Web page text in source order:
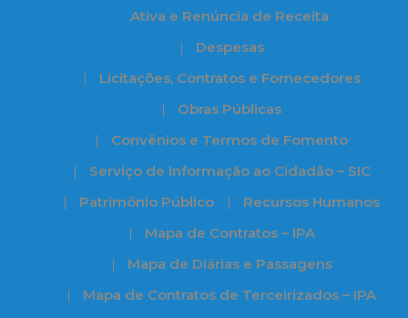
Ativa e Renúncia de Receita
Despesas
Licitações, Contratos e Fornecedores
Obras Públicas
Convênios e Termos de Fomento
Serviço de Informação ao Cidadão – SIC
Patrimônio Público
Recursos Humanos
Mapa de Contratos – IPA
Mapa de Diárias e Passagens
Mapa de Contratos de Terceirizados – IPA